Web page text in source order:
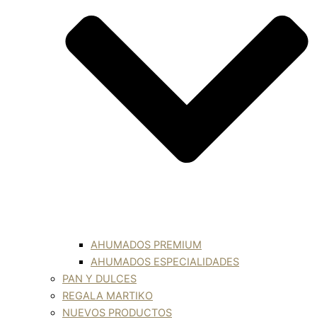
AHUMADOS PREMIUM
AHUMADOS ESPECIALIDADES
PAN Y DULCES
REGALA MARTIKO
NUEVOS PRODUCTOS